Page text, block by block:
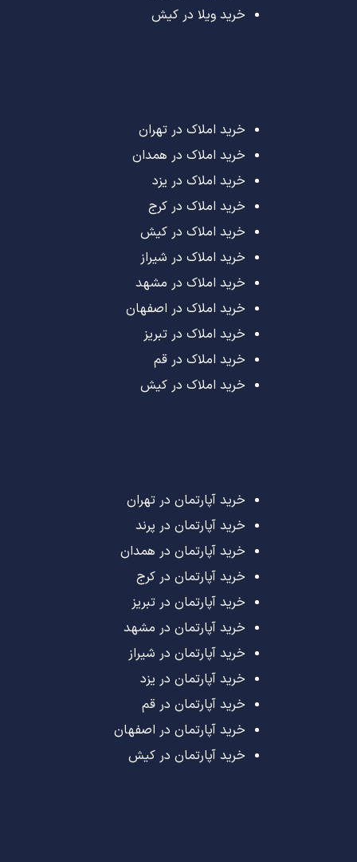
خرید ویلا در کیش
خرید املاک در تهران
خرید املاک در همدان
خرید املاک در یزد
خرید املاک در کرج
خرید املاک در کیش
خرید املاک در شیراز
خرید املاک در مشهد
خرید املاک در اصفهان
خرید املاک در تبریز
خرید املاک در قم
خرید املاک در کیش
خرید آپارتمان در تهران
خرید آپارتمان در پرند
خرید آپارتمان در همدان
خرید آپارتمان در کرج
خرید آپارتمان در تبریز
خرید آپارتمان در مشهد
خرید آپارتمان در شیراز
خرید آپارتمان در یزد
خرید آپارتمان در قم
خرید آپارتمان در اصفهان
خرید آپارتمان در کیش